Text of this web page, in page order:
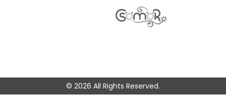
© 2026 All Rights Reserved.